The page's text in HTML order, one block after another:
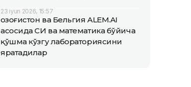
23 iyun 2026, 15:57
Қозоғистон ва Бельгия ALEM.AI
асосида СИ ва математика бўйича
қўшма кўзгу лабораториясини
яратадилар